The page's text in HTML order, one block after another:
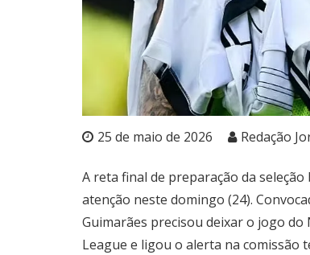
25 de maio de 2026 Redação
A reta final de preparação da
atenção neste domingo (24).
Guimarães precisou deixar o jogo
League e ligou o alerta na comissão